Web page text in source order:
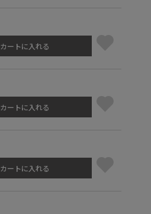
カートに入れる
カートに入れる
カートに入れる